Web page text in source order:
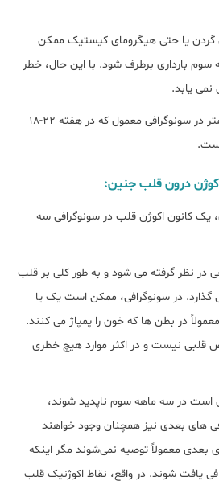
یا حتی هیگرومای کیستیک ممکن
بارداری برطرف شود. با این حال، خطر
یابد.
ضخامت چین بالای 6 میلی متر در سونوگرافی معمول که در هفته 22-18
درون قلب جنین:
هر 20 تا 30 بارداری، یک کانون اکوژن قلب در سونوگرافی سه
نظر گرفته می شود و به طور کلی بر قلب
گذارد. در سونوگرافی، ممکن است یک یا
در بطن ها که خون را پمپاژ می کنند.
قلبی نیست و در اکثر موارد هیچ خطری
است در سه ماهه سوم ناپدید شوند،
های بعدی نیز همچنان وجود خواهند
بعدی معمولاً توصیه نمی‌شوند مگر اینکه
یافت شوند. در واقع، نقاط اکوژنیک قلب